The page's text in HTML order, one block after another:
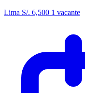
Lima S/. 6,500 1 vacante